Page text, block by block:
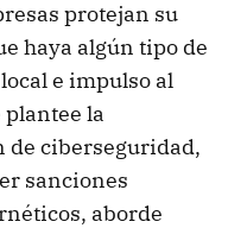
protejan su
haya algún tipo de
e impulso al
plantee la
de ciberseguridad,
sanciones
aborde